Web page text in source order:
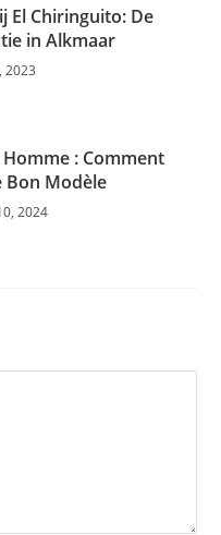
El Chiringuito: De
in Alkmaar
2023
: Comment
Bon Modèle
2024